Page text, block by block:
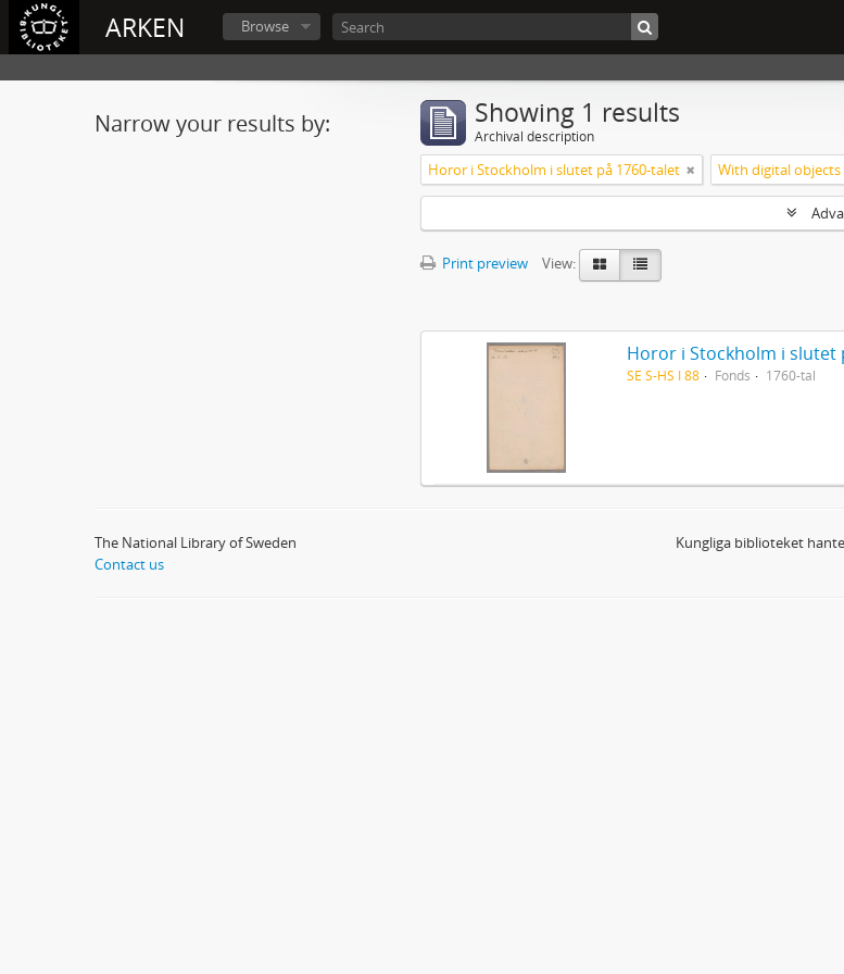
ARKEN Browse
Narrow your results by: Showing 1 results
Archival description
Horor i Stockholm i slutet på 1760-talet With digital objects
Print preview
View:
Horor i Stockholm i slutet
SE S-HS I 88 Fonds 1760-tal
The National Library of Sweden
Contact us
Kungliga biblioteket